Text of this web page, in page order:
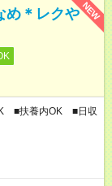
NEW
め＊レクや
■扶養内OK ■日収